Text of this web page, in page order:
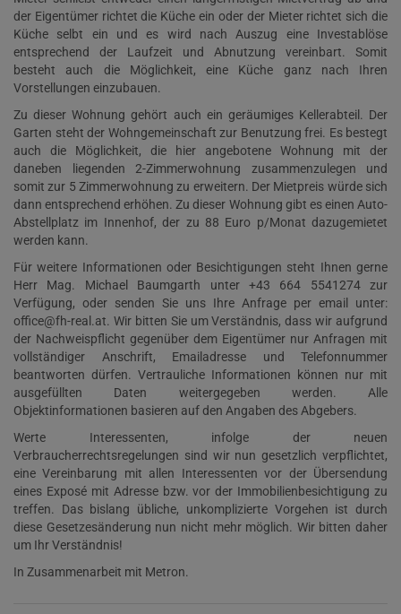
der Eigentümer richtet die Küche ein oder der Mieter richtet sich die
Küche selbt ein und es wird nach Auszug eine Investablöse
entsprechend der Laufzeit und Abnutzung vereinbart. Somit
besteht auch die Möglichkeit, eine Küche ganz nach Ihren
Vorstellungen einzubauen.
Zu dieser Wohnung gehört auch ein geräumiges Kellerabteil. Der
Garten steht der Wohngemeinschaft zur Benutzung frei. Es bestegt
auch die Möglichkeit, die hier angebotene Wohnung mit der
daneben liegenden 2-Zimmerwohnung zusammenzulegen und
somit zur 5 Zimmerwohnung zu erweitern. Der Mietpreis würde sich
dann entsprechend erhöhen. Zu dieser Wohnung gibt es einen Auto-
Abstellplatz im Innenhof, der zu 88 Euro p/Monat dazugemietet
werden kann.
Für weitere Informationen oder Besichtigungen steht Ihnen gerne
Herr Mag. Michael Baumgarth unter +43 664 5541274 zur
Verfügung, oder senden Sie uns Ihre Anfrage per email unter:
office@fh-real.at. Wir bitten Sie um Verständnis, dass wir aufgrund
der Nachweispflicht gegenüber dem Eigentümer nur Anfragen mit
vollständiger Anschrift, Emailadresse und Telefonnummer
beantworten dürfen. Vertrauliche Informationen können nur mit
ausgefüllten Daten weitergegeben werden. Alle
Objektinformationen basieren auf den Angaben des Abgebers.
Werte Interessenten, infolge der neuen
Verbraucherrechtsregelungen sind wir nun gesetzlich verpflichtet,
eine Vereinbarung mit allen Interessenten vor der Übersendung
eines Exposé mit Adresse bzw. vor der Immobilienbesichtigung zu
treffen. Das bislang übliche, unkomplizierte Vorgehen ist durch
diese Gesetzesänderung nun nicht mehr möglich. Wir bitten daher
um Ihr Verständnis!
In Zusammenarbeit mit Metron.